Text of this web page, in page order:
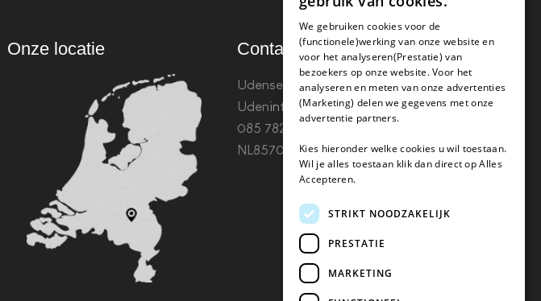
Onze locatie Contact
Udenseweg 8B 5405 PA
Udeninfo(@)koffie-tabletten.nlTel.
085 782 5578KvK 67529623 Btw:
NL857053759B01
We gebruiken cookies voor de
(functionele)werking van onze website en
voor het analyseren(Prestatie) van
bezoekers op onze website. Voor het
analyseren en meten van onze advertenties
(Marketing) delen we gegevens met onze
advertentie partners.
Kies hieronder welke cookies u wil toestaan.
Wil je alles toestaan klik dan direct op Alles
Accepteren.
STRIKT NOODZAKELIJK
PRESTATIE
MARKETING